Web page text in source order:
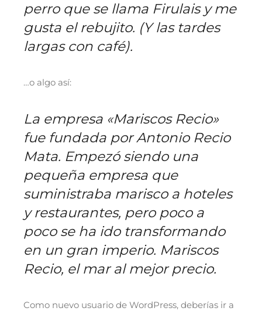
perro que se llama Firulais y me
gusta el rebujito. (Y las tardes
largas con café).
…o algo así:
La empresa «Mariscos Recio»
fue fundada por Antonio Recio
Mata. Empezó siendo una
pequeña empresa que
suministraba marisco a hoteles
y restaurantes, pero poco a
poco se ha ido transformando
en un gran imperio. Mariscos
Recio, el mar al mejor precio.
Como nuevo usuario de WordPress, deberías ir a